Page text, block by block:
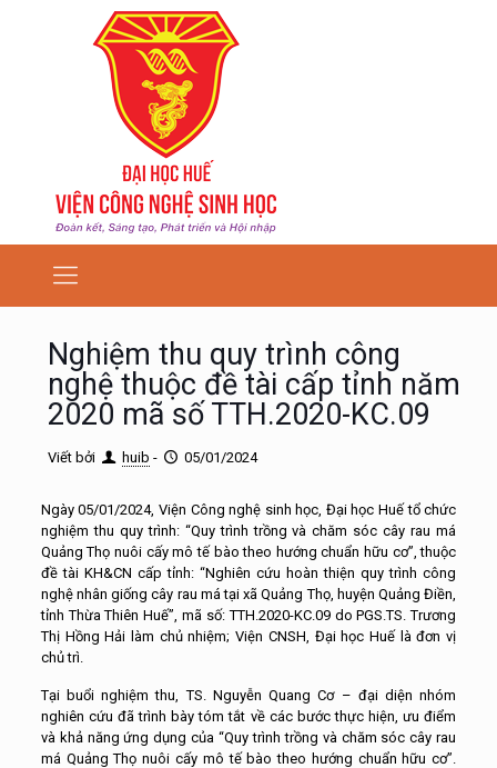
Nghiệm thu quy trình công
nghệ thuộc đề tài cấp tỉnh năm
2020 mã số TTH.2020-KC.09
Viết bởi huib - 05/01/2024
Ngày 05/01/2024, Viện Công nghệ sinh học, Đại học Huế tổ chức
nghiệm thu quy trình: “Quy trình trồng và chăm sóc cây rau má
Quảng Thọ nuôi cấy mô tế bào theo hướng chuẩn hữu cơ”, thuộc
đề tài KH&CN cấp tỉnh: “Nghiên cứu hoàn thiện quy trình công
nghệ nhân giống cây rau má tại xã Quảng Thọ, huyện Quảng Điền,
tỉnh Thừa Thiên Huế”, mã số: TTH.2020-KC.09 do PGS.TS. Trương
Thị Hồng Hải làm chủ nhiệm; Viện CNSH, Đại học Huế là đơn vị
chủ trì.
Tại buổi nghiệm thu, TS. Nguyễn Quang Cơ – đại diện nhóm
nghiên cứu đã trình bày tóm tắt về các bước thực hiện, ưu điểm
và khả năng ứng dụng của “Quy trình trồng và chăm sóc cây rau
má Quảng Thọ nuôi cấy mô tế bào theo hướng chuẩn hữu cơ”.